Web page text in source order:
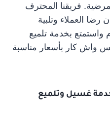
فريقنا المحترف
العملاء وتلبية
واستمتع بخدمة تلميع
واش كار بأسعار مناسبة
غسيل وتلميع